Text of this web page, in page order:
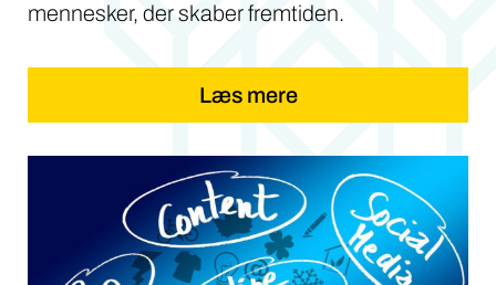
mennesker, der skaber fremtiden.
Læs mere